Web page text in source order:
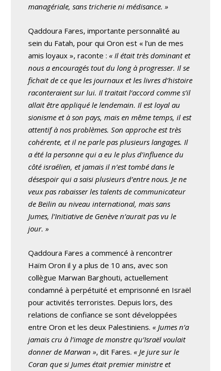
managériale, sans tricherie ni médisance. »
Qaddoura Fares, importante personnalité au
sein du Fatah, pour qui Oron est « l’un de mes
amis loyaux », raconte :« Il était très dominant et
nous a encouragés tout du long à progresser. Il se
fichait de ce que les journaux et les livres d’histoire
raconteraient sur lui. Il traitait l’accord comme s’il
allait être appliqué le lendemain. Il est loyal au
sionisme et à son pays, mais en même temps, il est
attentif à nos problèmes. Son approche est très
cohérente, et il ne parle pas plusieurs langages. Il
a été la personne qui a eu le plus d’influence du
côté israélien, et jamais il n’est tombé dans le
désespoir qui a saisi plusieurs d’entre nous. Je ne
veux pas rabaisser les talents de communicateur
de Beilin au niveau international, mais sans
Jumes, l’Initiative de Genève n’aurait pas vu le
jour. »
Qaddoura Fares a commencé à rencontrer
Haïm Oron il y a plus de 10 ans, avec son
collègue Marwan Barghouti, actuellement
condamné à perpétuité et emprisonné en Israël
pour activités terroristes. Depuis lors, des
relations de confiance se sont développées
entre Oron et les deux Palestiniens.« Jumes n’a
jamais cru à l’image de monstre qu’Israël voulait
donner de Marwan », dit Fares.« Je jure sur le
Coran que si Jumes était premier ministre et